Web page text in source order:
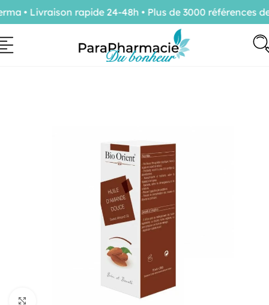
• Livraison rapide 24-48h • Plus de 3000 références de